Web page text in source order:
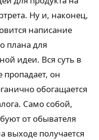
Ну и, наконец,
написание
плана для
идеи. Вся суть в
пропадает, он
обогащается
Само собой,
от обывателя
выходе получается